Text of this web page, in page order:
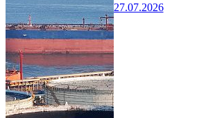
27.07.2026